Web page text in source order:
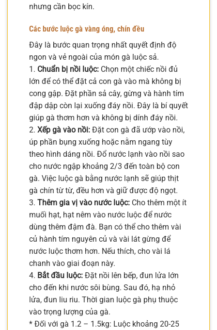
nhưng cần bọc kín.
Các bước luộc gà vàng óng, chín đều
Đây là bước quan trọng nhất quyết định độ
ngon và vẻ ngoài của món gà luộc sả.
1. Chuẩn bị nồi luộc: Chọn một chiếc nồi đủ
lớn để có thể đặt cả con gà vào mà không bị
cong gập. Đặt phần sả cây, gừng và hành tím
đập dập còn lại xuống đáy nồi. Đây là bí quyết
giúp gà thơm hơn và không bị dính đáy nồi.
2. Xếp gà vào nồi: Đặt con gà đã ướp vào nồi,
úp phần bụng xuống hoặc nằm ngang tùy
theo hình dáng nồi. Đổ nước lạnh vào nồi sao
cho nước ngập khoảng 2/3 đến toàn bộ con
gà. Việc luộc gà bằng nước lạnh sẽ giúp thịt
gà chín từ từ, đều hơn và giữ được độ ngọt.
3. Thêm gia vị vào nước luộc: Cho thêm một ít
muối hạt, hạt nêm vào nước luộc để nước
dùng thêm đậm đà. Bạn có thể cho thêm vài
củ hành tím nguyên củ và vài lát gừng để
nước luộc thơm hơn. Nếu thích, cho vài lá
chanh vào giai đoạn này.
4. Bắt đầu luộc: Đặt nồi lên bếp, đun lửa lớn
cho đến khi nước sôi bùng. Sau đó, hạ nhỏ
lửa, đun liu riu. Thời gian luộc gà phụ thuộc
vào trọng lượng của gà.
* Đối với gà 1.2 – 1.5kg: Luộc khoảng 20-25